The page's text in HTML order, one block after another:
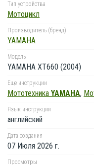
Тип устройства
Мотоцикл
Производитель (бренд)
YAMAHA
Модель
YAMAHA XT660 (2004)
Еще инструкции
Мототехника YAMAHA,
Язык инструкции
английский
Дата создания
07 Июля 2026 г.
Просмотры